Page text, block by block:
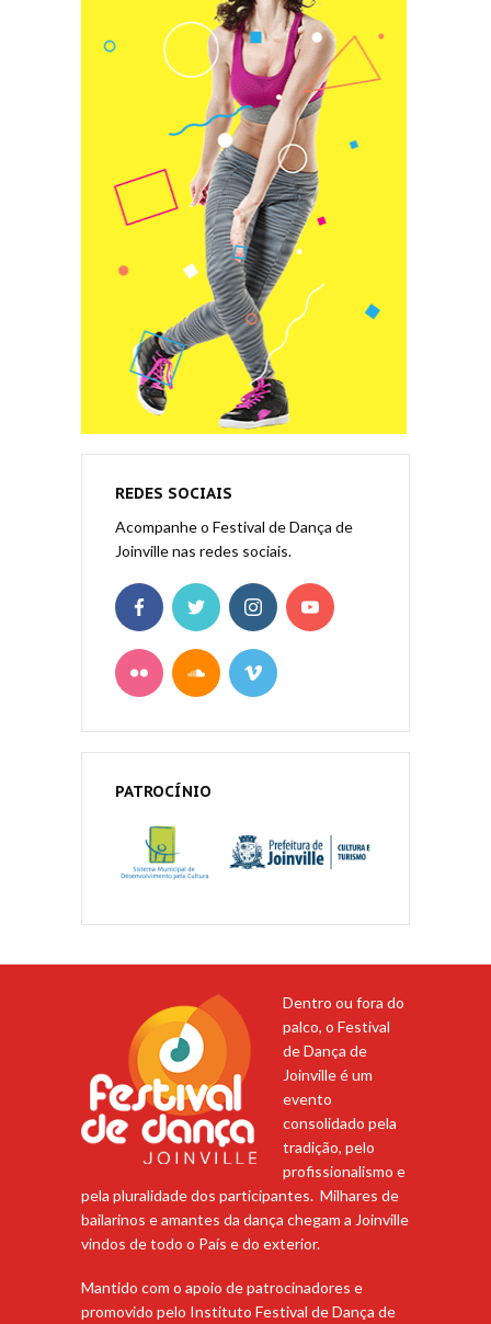
REDES SOCIAIS
Acompanhe o Festival de Dança de
Joinville nas redes sociais.
PATROCÍNIO
Dentro ou fora do
palco, o Festival
de Dança de
Joinville é um
evento
consolidado pela
tradição, pelo
profissionalismo e
pela pluralidade dos participantes. Milhares de
bailarinos e amantes da dança chegam a Joinville
vindos de todo o País e do exterior.
Mantido com o apoio de patrocinadores e
promovido pelo Instituto Festival de Dança de